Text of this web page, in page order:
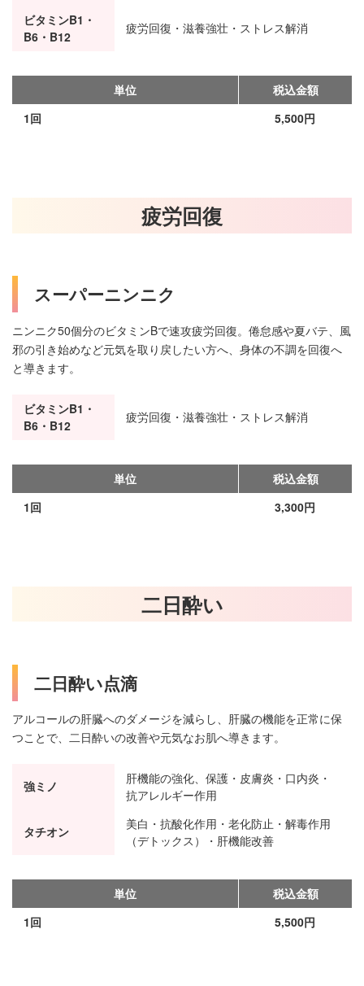
ビタミンB1・
B6・B12
疲労回復・滋養強壮・ストレス解消
単位
税込金額
1回
5,500円
疲労回復
スーパーニンニク
ニンニク50個分のビタミンBで速攻疲労回復。倦怠感や夏バテ、風
邪の引き始めなど元気を取り戻したい方へ、身体の不調を回復へ
と導きます。
ビタミンB1・
B6・B12
疲労回復・滋養強壮・ストレス解消
単位
税込金額
1回
3,300円
二日酔い
二日酔い点滴
アルコールの肝臓へのダメージを減らし、肝臓の機能を正常に保
つことで、二日酔いの改善や元気なお肌へ導きます。
強ミノ
肝機能の強化、保護・皮膚炎・口内炎・
抗アレルギー作用
タチオン
美白・抗酸化作用・老化防止・解毒作用
（デトックス）・肝機能改善
単位
税込金額
1回
5,500円